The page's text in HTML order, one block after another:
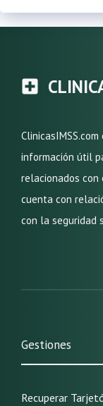
información útil
relacionados con
cuenta con
con la seguridad
Gestiones
Recuperar